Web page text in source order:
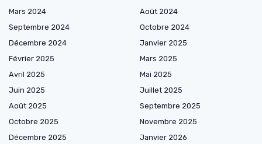
Mars 2024
Août 2024
Septembre 2024
Octobre 2024
Décembre 2024
Janvier 2025
Février 2025
Mars 2025
Avril 2025
Mai 2025
Juin 2025
Juillet 2025
Août 2025
Septembre 2025
Octobre 2025
Novembre 2025
Décembre 2025
Janvier 2026